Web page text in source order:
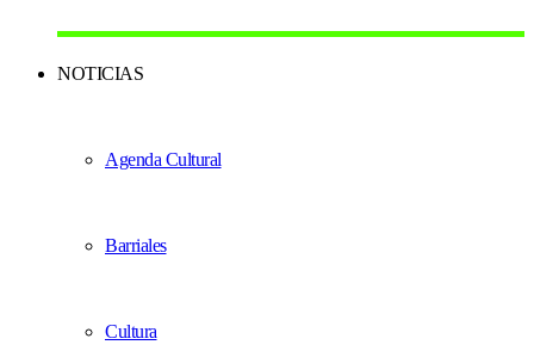
NOTICIAS
Agenda Cultural
Barriales
Cultura